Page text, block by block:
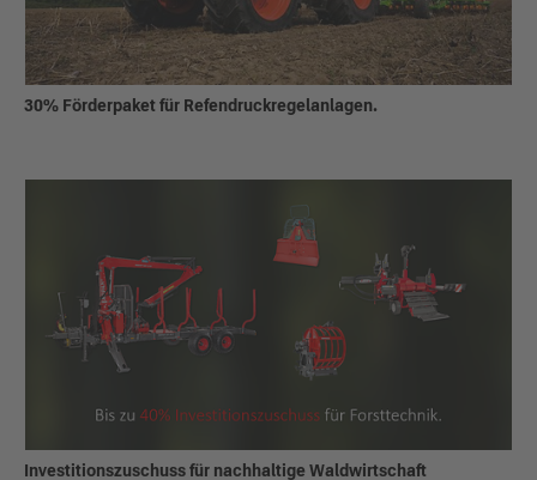
30% Förderpaket für Refendruckregelanlagen.
Investitionszuschuss für nachhaltige Waldwirtschaft